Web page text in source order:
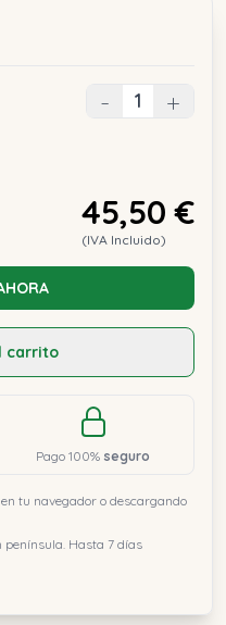
- +
45,50 €
(IVA Incluido)
carrito
Pago 100% seguro
tu navegador o descargando
península. Hasta 7 días